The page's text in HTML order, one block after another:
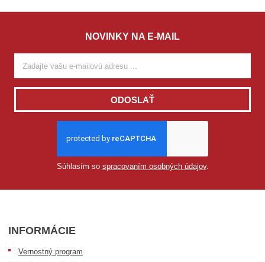
NOVINKY NA E-MAIL
ODOSLAŤ
Súhlasím so spracovaním osobných údajov.
INFORMÁCIE
Vernostný program